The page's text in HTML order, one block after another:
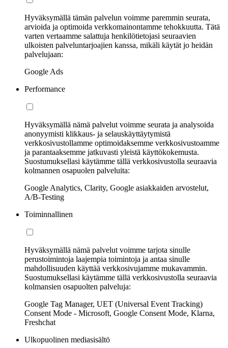
Hyväksymällä tämän palvelun voimme paremmin seurata,
arvioida ja optimoida verkkomainontamme tehokkuutta. Tätä
varten vertaamme salattuja henkilötietojasi seuraavien
ulkoisten palveluntarjoajien kanssa, mikäli käytät jo heidän
palvelujaan:
Google Ads
Performance
Hyväksymällä nämä palvelut voimme seurata ja analysoida
anonyymisti klikkaus- ja selauskäyttäytymistä
verkkosivustollamme optimoidaksemme verkkosivustoamme
ja parantaaksemme jatkuvasti yleistä käyttökokemusta.
Suostumuksellasi käytämme tällä verkkosivustolla seuraavia
kolmannen osapuolen palveluita:
Google Analytics, Clarity, Google asiakkaiden arvostelut,
A/B-Testing
Toiminnallinen
Hyväksymällä nämä palvelut voimme tarjota sinulle
perustoimintoja laajempia toimintoja ja antaa sinulle
mahdollisuuden käyttää verkkosivujamme mukavammin.
Suostumuksellasi käytämme tällä verkkosivustolla seuraavia
kolmansien osapuolten palveluja:
Google Tag Manager, UET (Universal Event Tracking)
Consent Mode - Microsoft, Google Consent Mode, Klarna,
Freshchat
Ulkopuolinen mediasisältö